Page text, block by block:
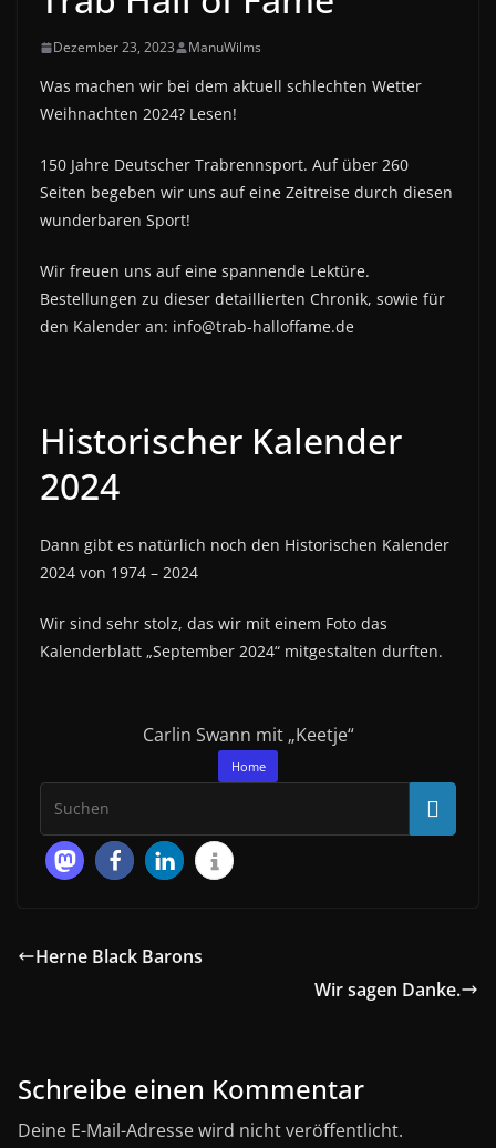
Dezember 23, 2023 ManuWilms
Was machen wir bei dem aktuell schlechten Wetter
Weihnachten 2024? Lesen!
150 Jahre Deutscher Trabrennsport. Auf über 260
Seiten begeben wir uns auf eine Zeitreise durch diesen
wunderbaren Sport!
Wir freuen uns auf eine spannende Lektüre.
Bestellungen zu dieser detaillierten Chronik, sowie für
den Kalender an: info@trab-halloffame.de
Historischer Kalender
2024
Dann gibt es natürlich noch den Historischen Kalender
2024 von 1974 – 2024
Wir sind sehr stolz, das wir mit einem Foto das
Kalenderblatt „September 2024“ mitgestalten durften.
Carlin Swann mit „Keetje“
Home
Herne Black Barons
Wir sagen Danke.
Schreibe einen Kommentar
Deine E-Mail-Adresse wird nicht veröffentlicht.